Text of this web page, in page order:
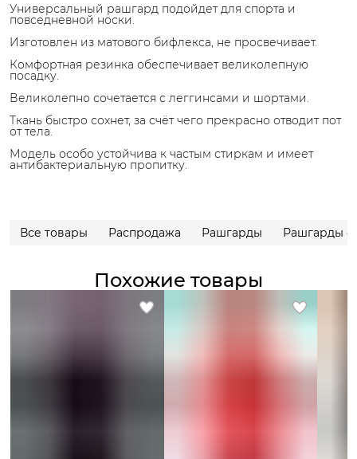
Универсальный рашгард подойдет для спорта и
повседневной носки.
Изготовлен из матового бифлекса, не просвечивает.
Комфортная резинка обеспечивает великолепную
посадку.
Великолепно сочетается с леггинсами и шортами.
Ткань быстро сохнет, за счёт чего прекрасно отводит пот
от тела.
Модель особо устойчива к частым стиркам и имеет
антибактериальную пропитку.
Все товары Распродажа Рашгарды Рашгарды
Похожие товары